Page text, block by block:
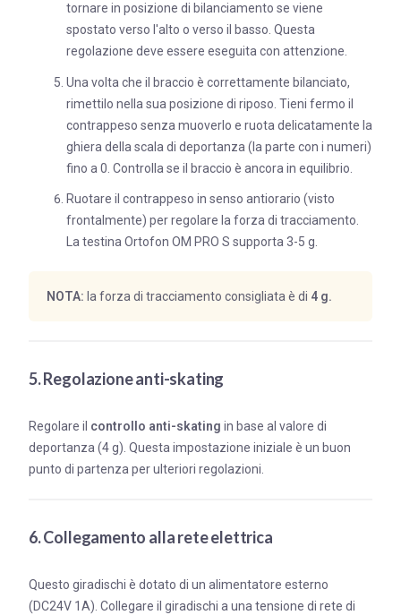
tornare in posizione di bilanciamento se viene
spostato verso l'alto o verso il basso. Questa
regolazione deve essere eseguita con attenzione.
Una volta che il braccio è correttamente bilanciato,
rimettilo nella sua posizione di riposo. Tieni fermo il
contrappeso senza muoverlo e ruota delicatamente la
ghiera della scala di deportanza (la parte con i numeri)
fino a 0. Controlla se il braccio è ancora in equilibrio.
Ruotare il contrappeso in senso antiorario (visto
frontalmente) per regolare la forza di tracciamento.
La testina Ortofon OM PRO S supporta 3-5 g.
NOTA: la forza di tracciamento consigliata è di 4 g.
5. Regolazione anti-skating
Regolare il controllo anti-skating in base al valore di
deportanza (4 g). Questa impostazione iniziale è un buon
punto di partenza per ulteriori regolazioni.
6. Collegamento alla rete elettrica
Questo giradischi è dotato di un alimentatore esterno
(DC24V 1A). Collegare il giradischi a una tensione di rete di